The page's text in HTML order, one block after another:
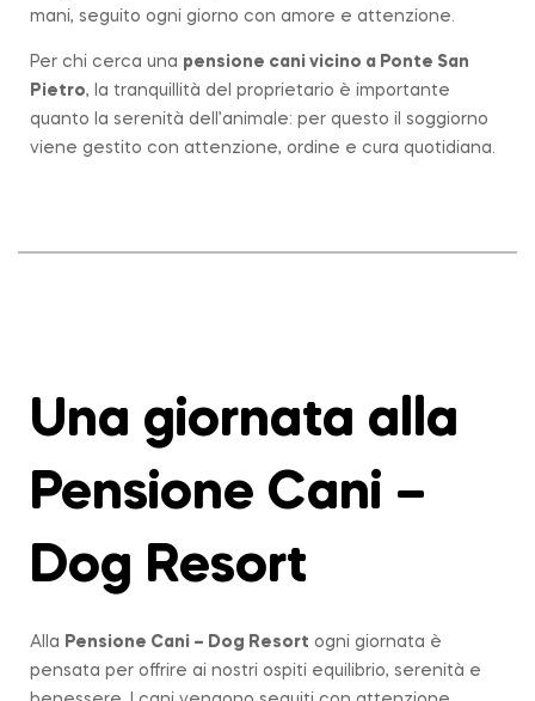
mani, seguito ogni giorno con amore e attenzione.
Per chi cerca una pensione cani vicino a Ponte San
Pietro, la tranquillità del proprietario è importante
quanto la serenità dell’animale: per questo il soggiorno
viene gestito con attenzione, ordine e cura quotidiana.
Una giornata alla
Pensione Cani –
Dog Resort
Alla Pensione Cani – Dog Resort ogni giornata è
pensata per offrire ai nostri ospiti equilibrio, serenità e